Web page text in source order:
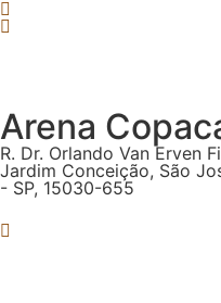
Arena
R. Dr. Orlando Van Erven
Jardim Conceição, São
- SP, 15030-655